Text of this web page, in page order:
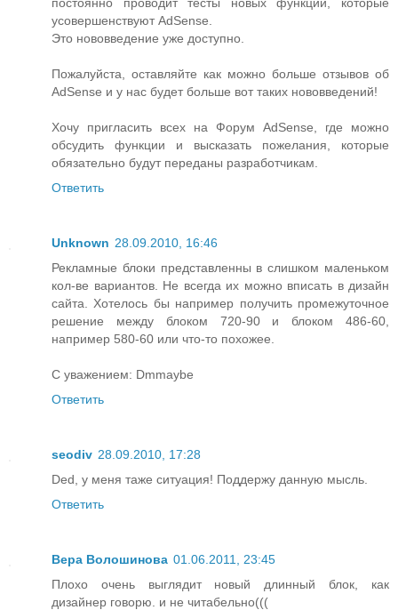
усовершенствуют AdSense.
Это нововведение уже доступно.
Пожалуйста, оставляйте как можно больше отзывов об
AdSense и у нас будет больше вот таких нововведений!
Хочу пригласить всех на Форум AdSense, где можно
обсудить функции и высказать пожелания, которые
обязательно будут переданы разработчикам.
Ответить
Unknown 28.09.2010, 16:46
Рекламные блоки представленны в слишком маленьком
кол-ве вариантов. Не всегда их можно вписать в дизайн
сайта. Хотелось бы например получить промежуточное
решение между блоком 720-90 и блоком 486-60,
например 580-60 или что-то похожее.
С уважением: Dmmaybe
Ответить
seodiv 28.09.2010, 17:28
Ded, у меня таже ситуация! Поддержу данную мысль.
Ответить
Вера Волошинова 01.06.2011, 23:45
Плохо очень выглядит новый длинный блок, как
дизайнер говорю. и не читабельно(((